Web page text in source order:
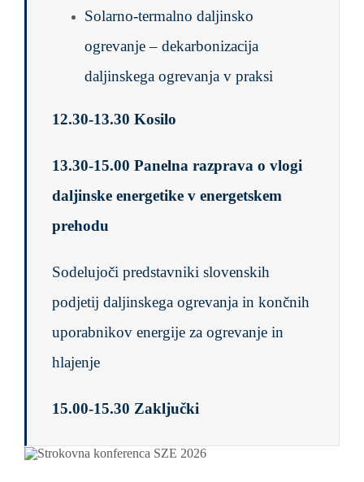
Solarno-termalno daljinsko
ogrevanje – dekarbonizacija
daljinskega ogrevanja v praksi
12.30-13.30 Kosilo
13.30-15.00 Panelna razprava o vlogi
daljinske energetike v energetskem
prehodu
Sodelujoči predstavniki slovenskih
podjetij daljinskega ogrevanja in končnih
uporabnikov energije za ogrevanje in
hlajenje
15.00-15.30 Zaključki